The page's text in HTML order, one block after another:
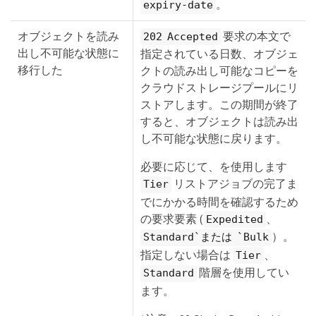
expiry-date 。
オブジェクトを読み
出し不可能な状態に
移行した
202 Accepted 要求の本文で
指定されている日数、オブジェ
クトの読み出し可能なコピーを
クラウドストレージプールにリ
ストアします。この期間が終了
すると、オブジェクトは読み出
し不可能な状態に戻ります。
必要に応じて、を使用します
Tier リストアジョブの完了ま
でにかかる時間を確認するため
の要求要素 ( Expedited
Standard`または `Bulk ）。
指定しない場合は Tier
Standard 階層を使用してい
ます。